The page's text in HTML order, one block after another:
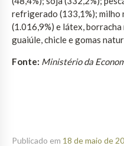
refrigerado (133,1%); milho
(1.016,9%) e látex,
guaiúle, chicle e gomas
Fonte: Ministério da
Publicado em 18 de maio de